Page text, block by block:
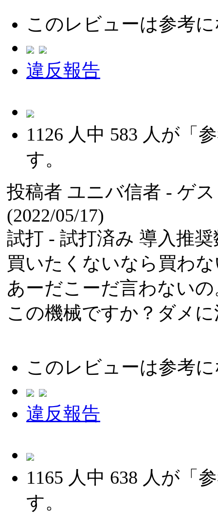
このレビューは参考
違反報告
1126 人中 583 人が「
す。
投稿者 ユニバ信者 - ゲ
(2022/05/17)
試打 - 試打済み 導入推
買いたくないなら買わ
あーだこーだ言わないの
この機械ですか？ダメ
このレビューは参考
違反報告
1165 人中 638 人が「
す。